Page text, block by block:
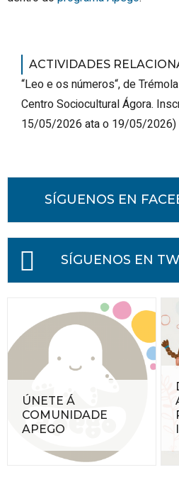
ACTIVIDADES
“Leo e os números“, de
Centro Sociocultural Ágora.
15/05/2026 ata o 19/05/2026)
SÍGUENOS EN
SÍGUENOS EN
ÚNETE Á
COMUNIDADE
APEGO